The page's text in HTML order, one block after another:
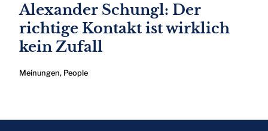
Alexander Schungl: Der
richtige Kontakt ist wirklich
kein Zufall
Meinungen, People